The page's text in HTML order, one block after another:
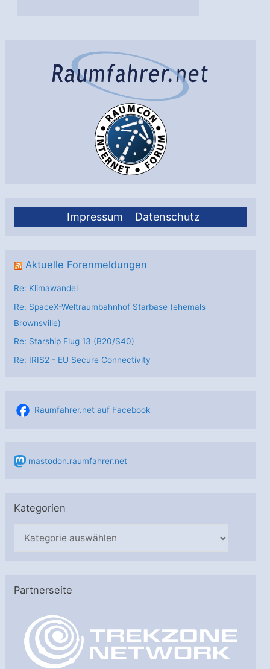
Impressum Datenschutz
Aktuelle Forenmeldungen
Re: Klimawandel
Re: SpaceX-Weltraumbahnhof Starbase (ehemals
Brownsville)
Re: Starship Flug 13 (B20/S40)
Re: IRIS2 - EU Secure Connectivity
Raumfahrer.net auf Facebook
mastodon.raumfahrer.net
Kategorien
g
Partnerseite